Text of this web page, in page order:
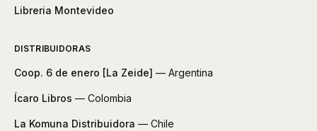
Libreria Montevideo
DISTRIBUIDORAS
Coop. 6 de enero [La Zeide] — Argentina
Ícaro Libros — Colombia
La Komuna Distribuidora — Chile